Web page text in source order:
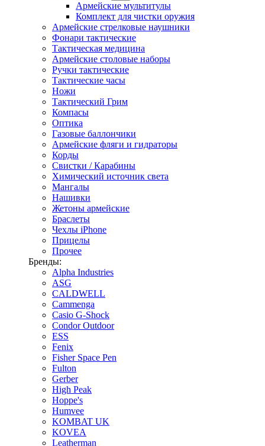
Армейские мультитулы
Комплект для чистки оружия
Армейские стрелковые наушники
Фонари тактические
Тактическая медицина
Армейские столовые наборы
Ручки тактические
Тактические часы
Ножи
Тактический Грим
Компасы
Оптика
Газовые баллончики
Армейские фляги и гидраторы
Корды
Свистки / Карабины
Химический источник света
Мангалы
Нашивки
Жетоны армейские
Браслеты
Чехлы iPhone
Прицелы
Прочее
Бренды:
Alpha Industries
ASG
CALDWELL
Cammenga
Casio G-Shock
Condor Outdoor
ESS
Fenix
Fisher Space Pen
Fulton
Gerber
High Peak
Hoppe's
Humvee
KOMBAT UK
KOVEA
Leatherman